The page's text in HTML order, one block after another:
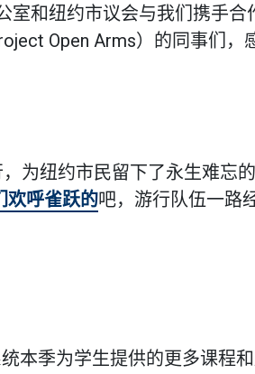
室和纽约市议会与我们携手合
Open Arms）的同事们，
为纽约市民留下了永生难忘
欢呼雀跃的吧，游行队伍一路
本季为学生提供的更多课程和